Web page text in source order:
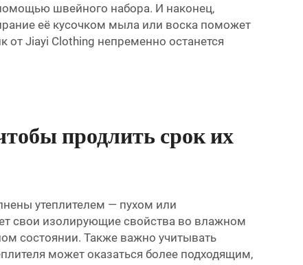
швейного набора. И наконец,
её кусочком мыла или воска поможет
Jiayi Clothing непременно останется
продлить срок их
утеплителем — пухом или
свои изолирующие свойства во влажном
состоянии. Также важно учитывать
может оказаться более подходящим,